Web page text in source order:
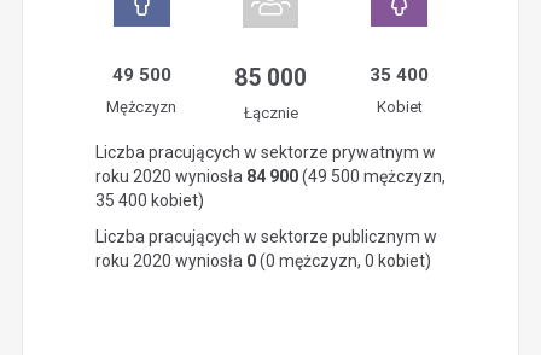
49 500
Mężczyzn
85 000
Łącznie
35 400
Kobiet
Liczba pracujących w sektorze prywatnym w
roku 2020 wyniosła 84 900(49 500 mężczyzn,
35 400 kobiet)
Liczba pracujących w sektorze publicznym w
roku 2020 wyniosła 0(0 mężczyzn, 0 kobiet)